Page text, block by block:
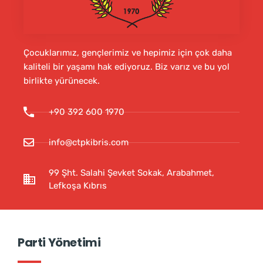
Çocuklarımız, gençlerimiz ve hepimiz için çok daha
kaliteli bir yaşamı hak ediyoruz. Biz varız ve bu yol
birlikte yürünecek.
+90 392 600 1970
info@ctpkibris.com
99 Şht. Salahi Şevket Sokak, Arabahmet,
Lefkoşa Kıbrıs
Parti Yönetimi